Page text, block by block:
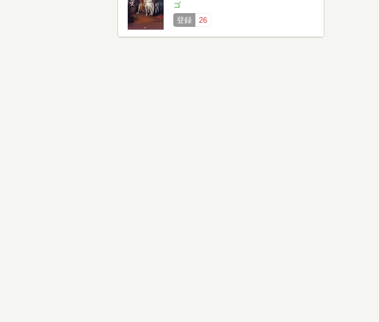
ゴ
登録
26